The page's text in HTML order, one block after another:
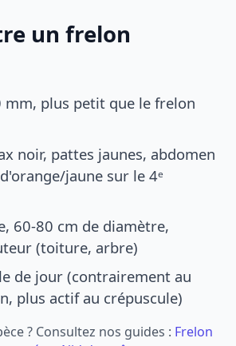
un frelon
mm, plus petit que le frelon
noir, pattes jaunes, abdomen
jaune sur le 4ᵉ
60-80 cm de diamètre,
(toiture, arbre)
de jour (contrairement au
plus actif au crépuscule)
? Consultez nos guides : Frelon